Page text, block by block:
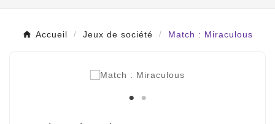
Accueil Jeux de société Match : Miraculous